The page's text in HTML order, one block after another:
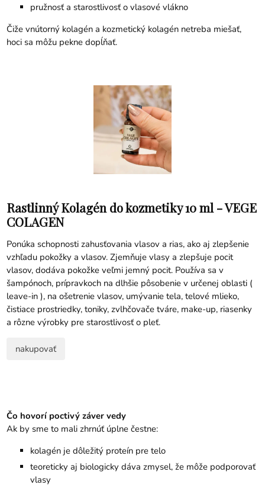
pružnosť a starostlivosť o vlasové vlákno
Čiže vnútorný kolagén a kozmetický kolagén netreba miešať,
hoci sa môžu pekne dopĺňať.
Rastlinný Kolagén do kozmetiky 10 ml - VEGE
COLAGEN
Ponúka schopnosti zahusťovania vlasov a rias, ako aj zlepšenie
vzhľadu pokožky a vlasov. Zjemňuje vlasy a zlepšuje pocit
vlasov, dodáva pokožke veľmi jemný pocit. Používa sa v
šampónoch, prípravkoch na dlhšie pôsobenie v určenej oblasti (
leave-in ), na ošetrenie vlasov, umývanie tela, telové mlieko,
čistiace prostriedky, toniky, zvlhčovače tváre, make-up, riasenky
a rôzne výrobky pre starostlivosť o pleť.
nakupovať
Čo hovorí poctivý záver vedy
Ak by sme to mali zhrnúť úplne čestne:
kolagén je dôležitý proteín pre telo
teoreticky aj biologicky dáva zmysel, že môže podporovať
vlasy